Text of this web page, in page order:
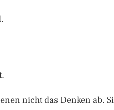
nicht das Denken ab.